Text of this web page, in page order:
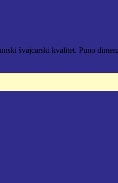
švajcarski kvalitet. Puno